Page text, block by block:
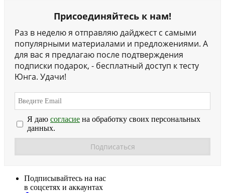
Присоединяйтесь к нам!
Раз в неделю я отправляю дайджест с самыми
популярными материалами и предложениями. А
для вас я предлагаю после подтверждения
подписки подарок, - бесплатный доступ к тесту
Юнга. Удачи!
Я даю согласие на обработку своих персональных
данных.
Подписывайтесь на нас
в соцсетях и аккаунтах